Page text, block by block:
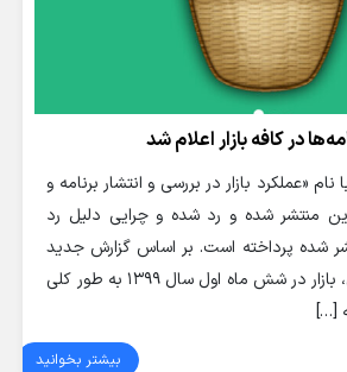
در کافه بازار اعلام شد
نام «عملکرد بازار در بررسی و انتشار برنامه و
منتشر شده و رد شده و چرایی دلیل رد
شده پرداخته است. بر اساس گزارش جدید
این مارکت اندرویدی، بازار در شش ماه اول سال ۱۳۹۹ به طور کلی
بیشتر بخوانید